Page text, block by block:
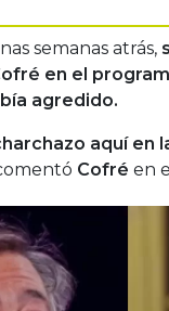
semanas atrás,
en el
agredido.
aquí en
Cofré en